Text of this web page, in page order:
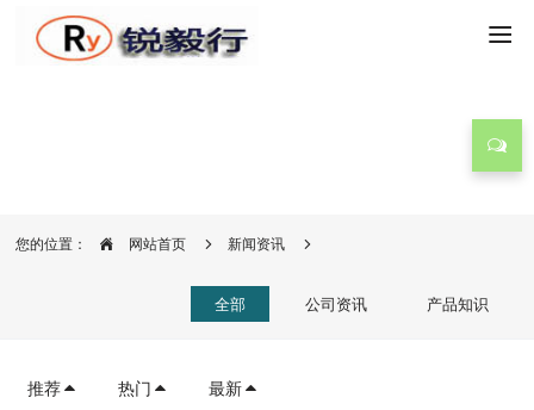
您的位置： 网站首页 新闻资讯
全部 公司资讯 产品知识
推荐 热门 最新